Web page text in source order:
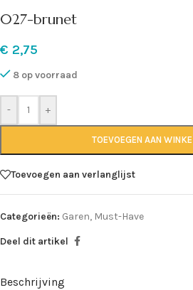
027-brunet
€ 2,75
8 op voorraad
- +
TOEVOEGEN AAN
Toevoegen aan verlanglijst
Categorieën: Garen, Must-Have
Deel dit artikel
Beschrijving